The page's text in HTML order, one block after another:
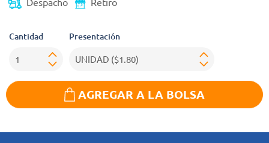
Cantidad Presentación
AGREGAR A LA BOLSA